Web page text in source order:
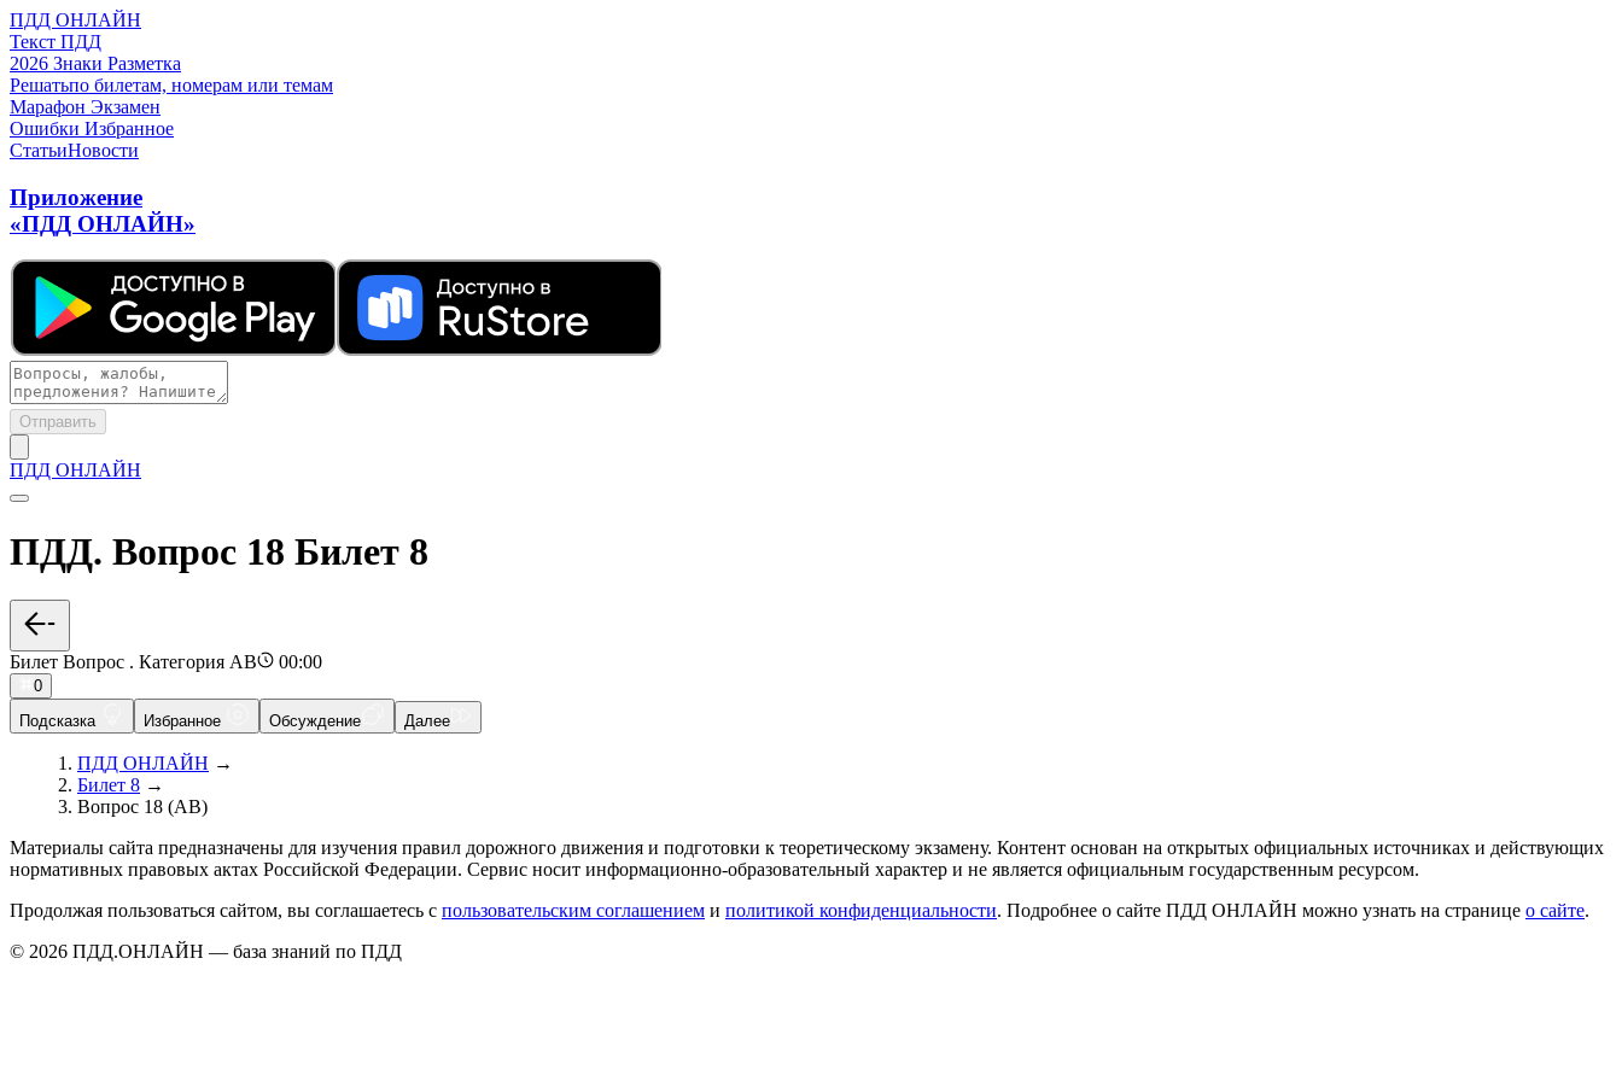
ПДД ОНЛАЙН
Текст ПДД
2026 Знаки Разметка
Решатьпо билетам, номерам или темам
Марафон Экзамен
Ошибки Избранное
СтатьиНовости
Приложение
«ПДД ОНЛАЙН»
Отправить
ПДД ОНЛАЙН
ПДД. Вопрос 18 Билет 8
Билет Вопрос . Категория AB 00:00
0
Подсказка
Избранное Обсуждение Далее
ПДД ОНЛАЙН →
Билет 8 →
Вопрос 18 (AB)
Материалы сайта предназначены для изучения правил дорожного движения и подготовки к теоретическому экзамену. Контент основан на открытых официальных источниках и действующих
нормативных правовых актах Российской Федерации. Сервис носит информационно-образовательный характер и не является официальным государственным ресурсом.
Продолжая пользоваться сайтом, вы соглашаетесь с пользовательским соглашением и политикой конфиденциальности. Подробнее о сайте ПДД ОНЛАЙН можно узнать на странице о сайте.
© 2026 ПДД.ОНЛАЙН — база знаний по ПДД